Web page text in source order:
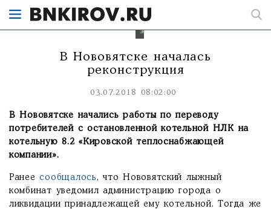
из
эксплуатации.
В Нововятске началась
реконструкция
03.07.2018 08:02:00
В Нововятске начались работы по переводу
потребителей с остановленной котельной НЛК на
котельную 8.2 «Кировской теплоснабжающей
компании».
Ранеесообщалось, что Нововятский лыжный
комбинат уведомил администрацию города о
ликвидации принадлежащей ему котельной. Тогда же